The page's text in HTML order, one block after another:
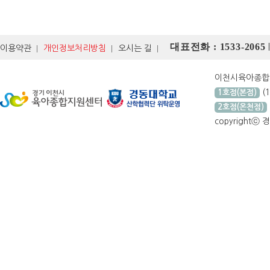
이용약관 개인정보처리방침 오시는 길 대표전화 : 1533-2065
이천시육아종
1호점(본점)
2호점(온천점)
copyrightⓒ 경